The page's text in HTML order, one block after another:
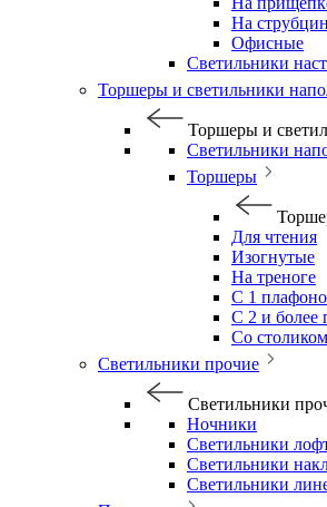
На
Офисные
Светильники
Торшеры и светильники
Торшеры и
Светильники
Торшеры
Для чтения
Изогнутые
На треноге
С 1
С 2 и более
Со столиком
Светильники прочие
Светильники
Ночники
Светильники
Светильники
Светильники